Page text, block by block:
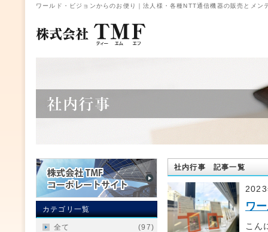
ワールド・ビジョンからのお便り｜法人様・各種NTT通信機器の販売とメン
社内行事 記事一覧
ワ
こん
カテゴリ一覧
全て (97)